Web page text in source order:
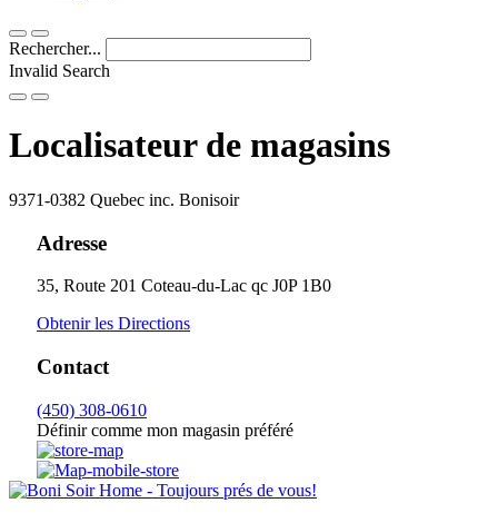
Rechercher...
Invalid Search
Submit
Localisateur de magasins
9371-0382 Quebec inc. Bonisoir
Adresse
35, Route 201 Coteau-du-Lac qc J0P 1B0
Obtenir les Directions
Contact
(450) 308-0610
Définir comme mon magasin préféré